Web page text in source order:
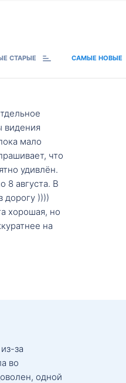
СТАРЫЕ САМЫЕ НОВЫЕ
видения
мало
что
удивлён.
8 августа. В
дорогу ))))
хорошая, но
на
за
во
одной